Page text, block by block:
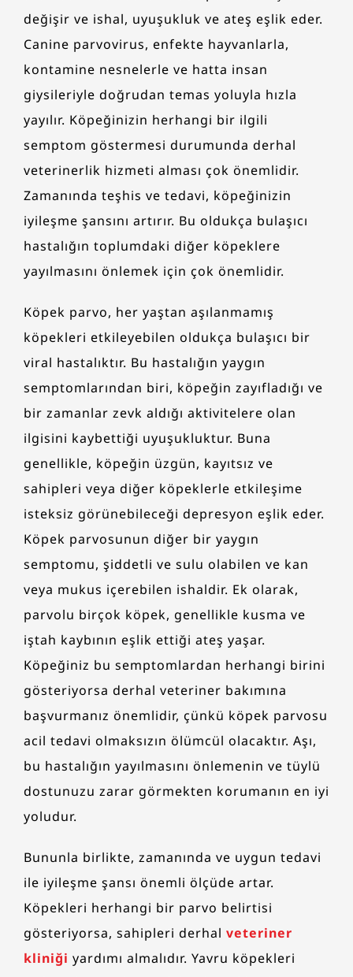
değişir ve ishal, uyuşukluk ve ateş eşlik eder.
Canine parvovirus, enfekte hayvanlarla,
kontamine nesnelerle ve hatta insan
giysileriyle doğrudan temas yoluyla hızla
yayılır. Köpeğinizin herhangi bir ilgili
semptom göstermesi durumunda derhal
veterinerlik hizmeti alması çok önemlidir.
Zamanında teşhis ve tedavi, köpeğinizin
iyileşme şansını artırır. Bu oldukça bulaşıcı
hastalığın toplumdaki diğer köpeklere
yayılmasını önlemek için çok önemlidir.
Köpek parvo, her yaştan aşılanmamış
köpekleri etkileyebilen oldukça bulaşıcı bir
viral hastalıktır. Bu hastalığın yaygın
semptomlarından biri, köpeğin zayıfladığı ve
bir zamanlar zevk aldığı aktivitelere olan
ilgisini kaybettiği uyuşukluktur. Buna
genellikle, köpeğin üzgün, kayıtsız ve
sahipleri veya diğer köpeklerle etkileşime
isteksiz görünebileceği depresyon eşlik eder.
Köpek parvosunun diğer bir yaygın
semptomu, şiddetli ve sulu olabilen ve kan
veya mukus içerebilen ishaldir. Ek olarak,
parvolu birçok köpek, genellikle kusma ve
iştah kaybının eşlik ettiği ateş yaşar.
Köpeğiniz bu semptomlardan herhangi birini
gösteriyorsa derhal veteriner bakımına
başvurmanız önemlidir, çünkü köpek parvosu
acil tedavi olmaksızın ölümcül olacaktır. Aşı,
bu hastalığın yayılmasını önlemenin ve tüylü
dostunuzu zarar görmekten korumanın en iyi
yoludur.
Bununla birlikte, zamanında ve uygun tedavi
ile iyileşme şansı önemli ölçüde artar.
Köpekleri herhangi bir parvo belirtisi
gösteriyorsa, sahipleri derhal veteriner
kliniği yardımı almalıdır. Yavru köpekleri